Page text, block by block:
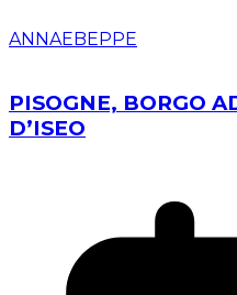
ANNAEBEPPE
PISOGNE, BORGO
D’ISEO